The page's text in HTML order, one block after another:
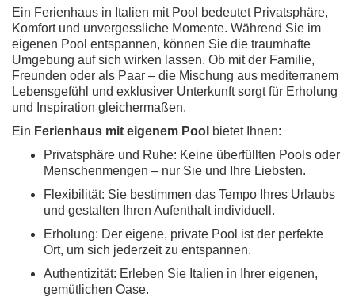
Ein Ferienhaus in Italien mit Pool bedeutet Privatsphäre,
Komfort und unvergessliche Momente. Während Sie im
eigenen Pool entspannen, können Sie die traumhafte
Umgebung auf sich wirken lassen. Ob mit der Familie,
Freunden oder als Paar – die Mischung aus mediterranem
Lebensgefühl und exklusiver Unterkunft sorgt für Erholung
und Inspiration gleichermaßen.
Ein Ferienhaus mit eigenem Pool bietet Ihnen:
Privatsphäre und Ruhe: Keine überfüllten Pools oder
Menschenmengen – nur Sie und Ihre Liebsten.
Flexibilität: Sie bestimmen das Tempo Ihres Urlaubs
und gestalten Ihren Aufenthalt individuell.
Erholung: Der eigene, private Pool ist der perfekte
Ort, um sich jederzeit zu entspannen.
Authentizität: Erleben Sie Italien in Ihrer eigenen,
gemütlichen Oase.